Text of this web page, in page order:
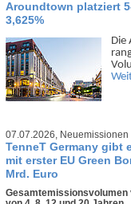
Aroundtown platziert
3,625%
Die
07.07.2026, Neuemissionen
TenneT Germany gibt
mit erster EU Green
Mrd. Euro
Gesamtemissionsvolumen